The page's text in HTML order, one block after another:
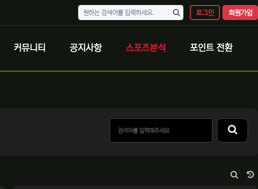
로그인 회원가입
커뮤니티 공지사항 스포츠분석 포인트 전환
중계 람보티비, 무료스포츠중계, 라이브 스포츠